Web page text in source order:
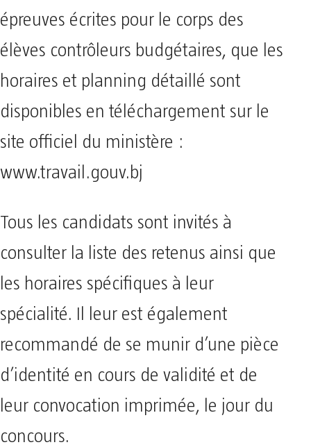
épreuves écrites pour le corps des
élèves contrôleurs budgétaires, que les
horaires et planning détaillé sont
disponibles en téléchargement sur le
site officiel du ministère :
www.travail.gouv.bj
Tous les candidats sont invités à
consulter la liste des retenus ainsi que
les horaires spécifiques à leur
spécialité. Il leur est également
recommandé de se munir d’une pièce
d’identité en cours de validité et de
leur convocation imprimée, le jour du
concours.